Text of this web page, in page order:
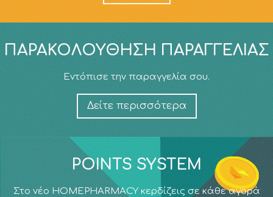
ΠΑΡΑΚΟΛΟΎΘΗΣΗ ΠΑΡΑΓΓΕΛΊΑΣ
Εντόπισε την παραγγελία σου.
Δείτε περισσότερα
POINTS SYSTEM
Στο νέο HOMEPHARMACY κερδίζεις σε κάθε αγορά